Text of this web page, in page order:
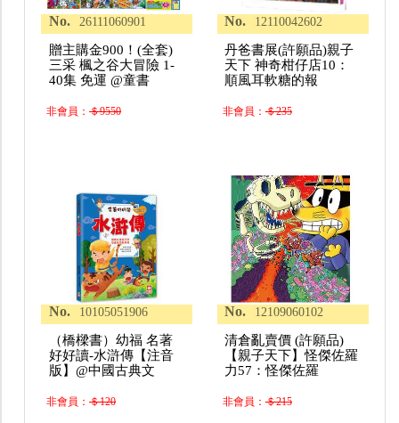
No. 26111060901
贈主購金900！(全套)
三采 楓之谷大冒險 1-
40集 免運 @童書
非會員：＄9550
No. 12110042602
丹爸書展(許願品)親子
天下 神奇柑仔店10：
順風耳軟糖的報
非會員：＄235
No. 10105051906
（橋樑書）幼福 名著
好好讀-水滸傳【注音
版】@中國古典文
非會員：＄120
No. 12109060102
清倉亂賣價 (許願品)
【親子天下】怪傑佐羅
力57：怪傑佐羅
非會員：＄215